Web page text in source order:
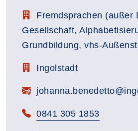
Stellenbezeichnung:
Fremdsprachen (außer
Gesellschaft,
Grundbildung, vhs-
Zimmerbezeichnung:
Ingolstadt
E-Mail:
Telefon:
0841 305 1853